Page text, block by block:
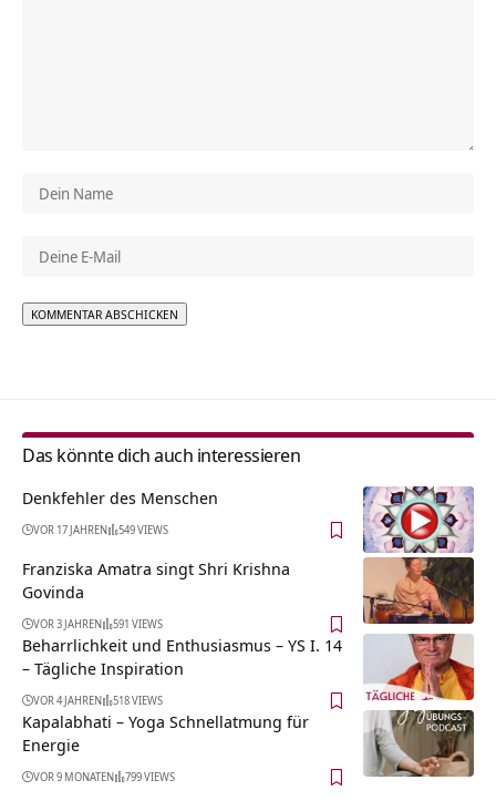
Das könnte dich auch interessieren
Denkfehler des Menschen
VOR 17 JAHREN 549 VIEWS
Franziska Amatra singt Shri Krishna
Govinda
VOR 3 JAHREN 591 VIEWS
Beharrlichkeit und Enthusiasmus – YS I. 14
– Tägliche Inspiration
VOR 4 JAHREN 518 VIEWS
Kapalabhati – Yoga Schnellatmung für
Energie
VOR 9 MONATEN 799 VIEWS